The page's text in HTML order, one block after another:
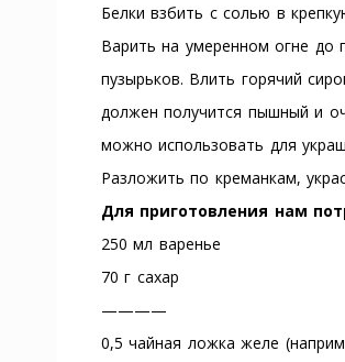
Белки взбить с солью в
Варить на умеренном огне до
пузырьков. Влить горячий
должен получится пышный и
можно использовать для
Разложить по креманкам,
Для приготовления нам
250 мл варенье
70 г сахар
————
0,5 чайная ложка желе